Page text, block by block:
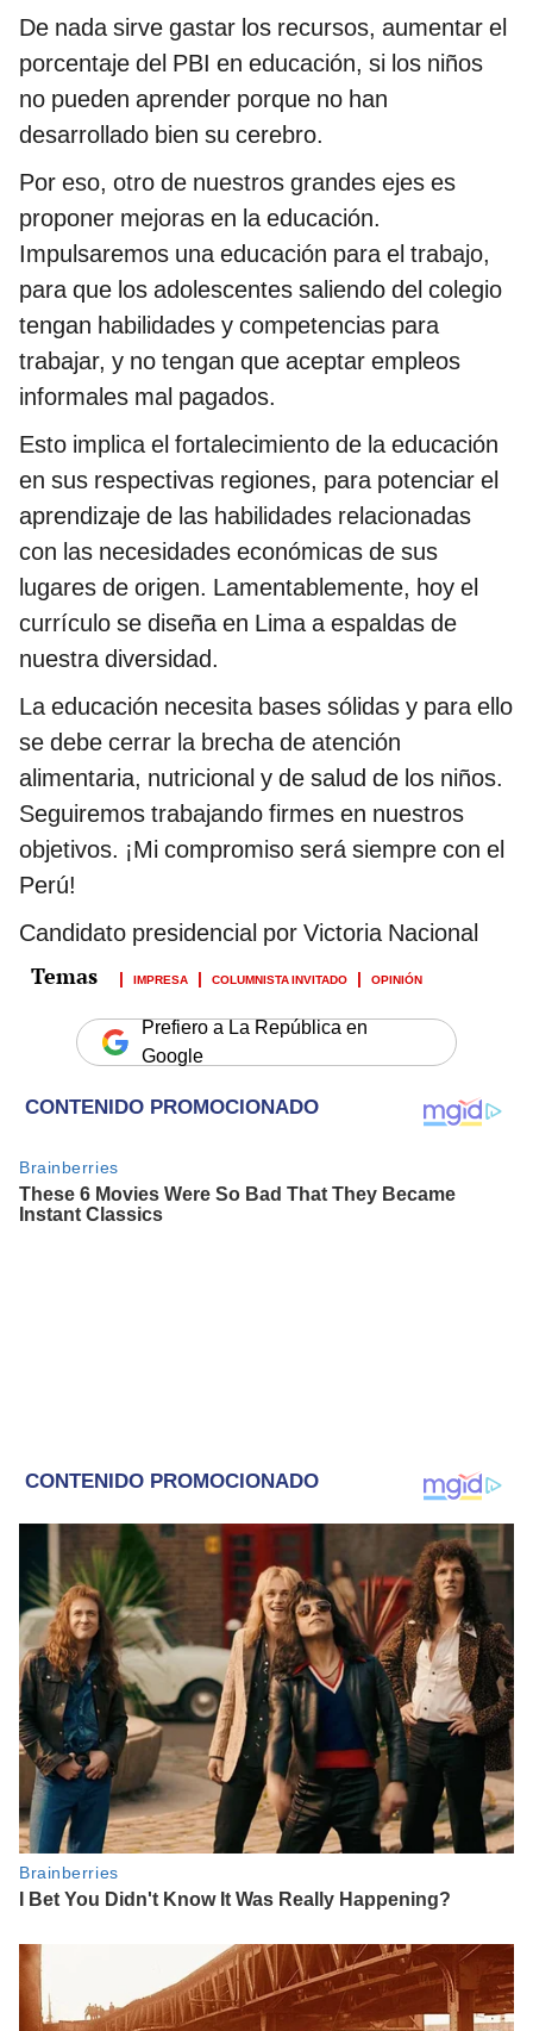
De nada sirve gastar los recursos, aumentar el
porcentaje del PBI en educación, si los niños
no pueden aprender porque no han
desarrollado bien su cerebro.
Por eso, otro de nuestros grandes ejes es
proponer mejoras en la educación.
Impulsaremos una educación para el trabajo,
para que los adolescentes saliendo del colegio
tengan habilidades y competencias para
trabajar, y no tengan que aceptar empleos
informales mal pagados.
Esto implica el fortalecimiento de la educación
en sus respectivas regiones, para potenciar el
aprendizaje de las habilidades relacionadas
con las necesidades económicas de sus
lugares de origen. Lamentablemente, hoy el
currículo se diseña en Lima a espaldas de
nuestra diversidad.
La educación necesita bases sólidas y para ello
se debe cerrar la brecha de atención
alimentaria, nutricional y de salud de los niños.
Seguiremos trabajando firmes en nuestros
objetivos. ¡Mi compromiso será siempre con el
Perú!
Candidato presidencial por Victoria Nacional
IMPRESA COLUMNISTA INVITADO OPINIÓN
Prefiero a La República en
Google